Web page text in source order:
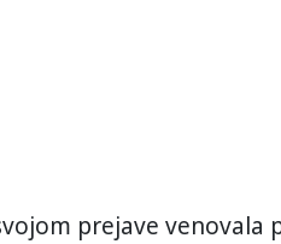
prejave venovala